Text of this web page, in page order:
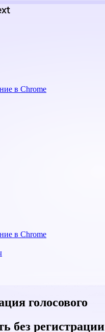
в Chrome
в Chrome
голосового
без регистрации